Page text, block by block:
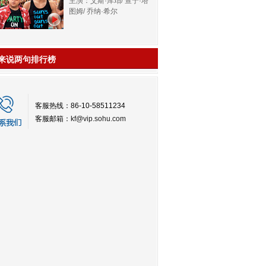
图姆/ 乔纳·希尔
说两句排行榜
客服热线：86-10-58511234
客服邮箱： kf@vip.sohu.com